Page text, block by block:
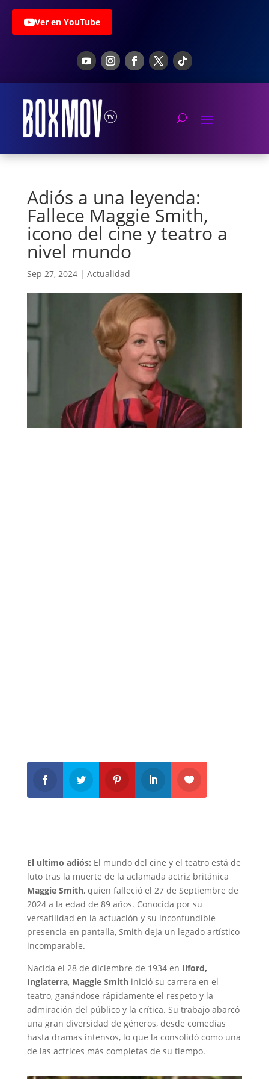
Ver en YouTube
Adiós a una leyenda:
Fallece Maggie Smith,
icono del cine y teatro a
nivel mundo
Sep 27, 2024| Actualidad
El ultimo adiós: El mundo del cine y el teatro está de
luto tras la muerte de la aclamada actriz británica
Maggie Smith, quien falleció el 27 de Septiembre de
2024 a la edad de 89 años. Conocida por su
versatilidad en la actuación y su inconfundible
presencia en pantalla, Smith deja un legado artístico
incomparable.
Nacida el 28 de diciembre de 1934 en Ilford,
Inglaterra, Maggie Smithinició su carrera en el
teatro, ganándose rápidamente el respeto y la
admiración del público y la crítica. Su trabajo abarcó
una gran diversidad de géneros, desde comedias
hasta dramas intensos, lo que la consolidó como una
de las actrices más completas de su tiempo.